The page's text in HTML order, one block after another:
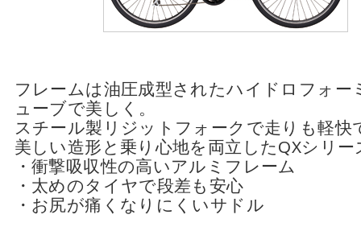
フレームは油圧成型されたハイドロフォー
ューブで美しく。
スチール製リジットフォークで走りも軽快
美しい造形と乗り心地を両立したQXシリー
・衝撃吸収性の高いアルミフレーム
・太めのタイヤで段差も安心
・お尻が痛くなりにくいサドル